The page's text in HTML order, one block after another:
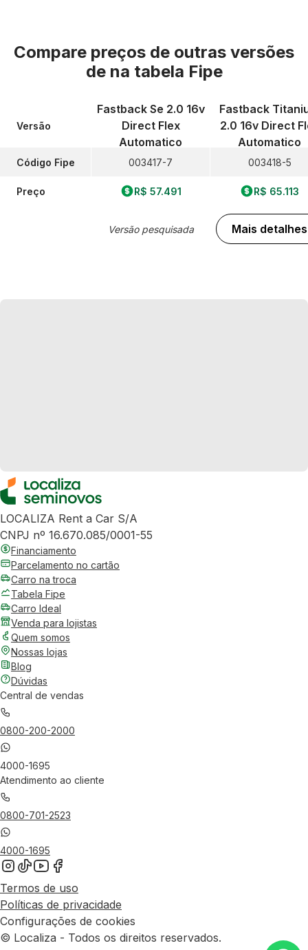
Compare preços de outras versões
de na tabela Fipe
Versão
Código Fipe
Preço
Fastback Se 2.0 16v
Direct Flex
Automatico
003417-7
R$ 57.491
Versão pesquisada
Fastback
2.0 16v Direct
Automatico
003418-5
R$ 65.113
Mais detalhes
LOCALIZA Rent a Car S/A
CNPJ nº 16.670.085/0001-55
Financiamento
Parcelamento no cartão
Carro na troca
Tabela Fipe
Carro Ideal
Venda para lojistas
Quem somos
Nossas lojas
Blog
Dúvidas
Central de vendas
0800-200-2000
4000-1695
Atendimento ao cliente
0800-701-2523
4000-1695
Termos de uso
Políticas de privacidade
Configurações de cookies
© Localiza - Todos os direitos reservados.